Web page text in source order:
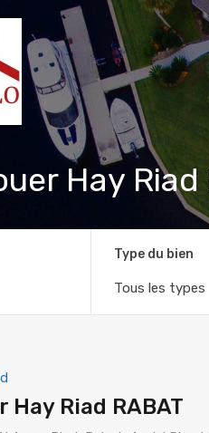
Hay Riad
Type du bien
Tous les types
Hay Riad RABAT